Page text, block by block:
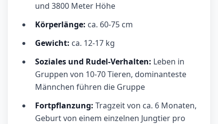
und 3800 Meter Höhe
Körperlänge: ca. 60-75 cm
Gewicht: ca. 12-17 kg
Soziales und Rudel-Verhalten: Leben in
Gruppen von 10-70 Tieren, dominanteste
Männchen führen die Gruppe
Fortpflanzung: Tragzeit von ca. 6 Monaten,
Geburt von einem einzelnen Jungtier pro